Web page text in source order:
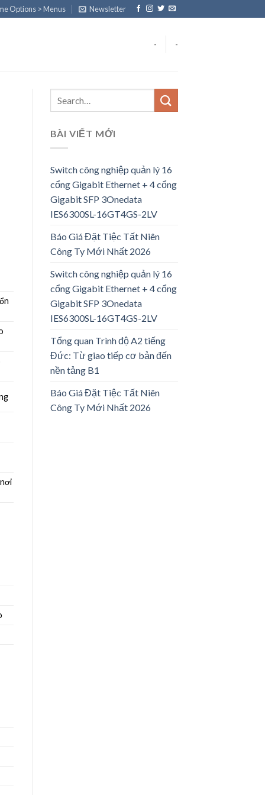
Options > Menus Newsletter
- -
BÀI VIẾT MỚI
Switch công nghiệp quản lý 16
cổng Gigabit Ethernet + 4 cổng
Gigabit SFP 3Onedata
IES6300SL-16GT4GS-2LV
Báo Giá Đặt Tiệc Tất Niên
Công Ty Mới Nhất 2026
Switch công nghiệp quản lý 16
cổng Gigabit Ethernet + 4 cổng
Gigabit SFP 3Onedata
IES6300SL-16GT4GS-2LV
Tổng quan Trình độ A2 tiếng
Đức: Từ giao tiếp cơ bản đến
nền tảng B1
Báo Giá Đặt Tiệc Tất Niên
Công Ty Mới Nhất 2026